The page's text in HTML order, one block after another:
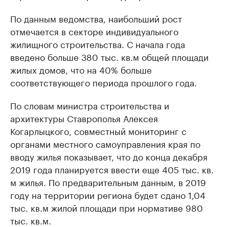
По данным ведомства, наибольший рост
отмечается в секторе индивидуального
жилищного строительства. С начала года
введено больше 380 тыс. кв.м общей площади
жилых домов, что на 40% больше
соответствующего периода прошлого года.
По словам министра строительства и
архитектуры Ставрополья Алексея
Когарлыцкого, совместный мониторинг с
органами местного самоуправления края по
вводу жилья показывает, что до конца декабря
2019 года планируется ввести еще 405 тыс. кв.
м жилья. По предварительным данным, в 2019
году на территории региона будет сдано 1,04
тыс. кв.м жилой площади при нормативе 980
тыс. кв.м.